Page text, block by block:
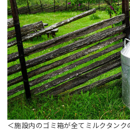
＜施設内のゴミ箱が全てミルクタンク